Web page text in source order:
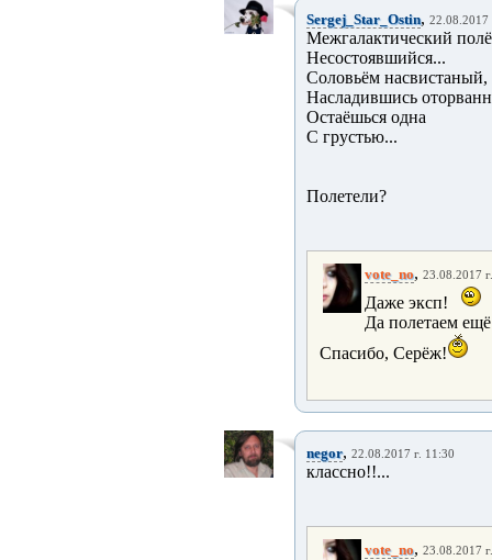
Sergej_Star_Ostin, 22.08.2017
Межгалактический
Несостоявшийся...
Соловьём насвистаный,
Насладившись
Остаёшься одна
С грустью...
Полетели?
vote_no, 23.08.2017
Даже эксп!
Да полетаем
Спасибо, Серёж!
negor, 22.08.2017 г. 11:30
классно!!...
vote_no, 23.08.2017